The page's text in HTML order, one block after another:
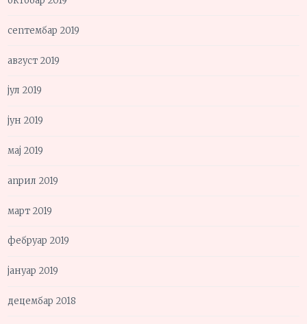
септембар 2019
август 2019
јул 2019
јун 2019
мај 2019
април 2019
март 2019
фебруар 2019
јануар 2019
децембар 2018